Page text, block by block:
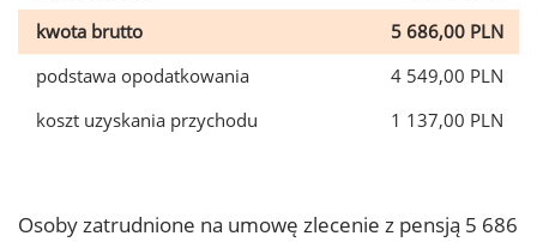
kwota brutto
5 686,00 PLN
podstawa opodatkowania
4 549,00 PLN
koszt uzyskania przychodu
1 137,00 PLN
Osoby zatrudnione na umowę zlecenie z pensją 5 686